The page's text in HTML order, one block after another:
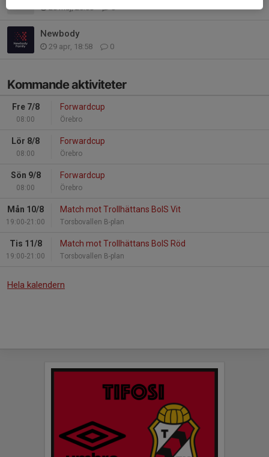
28 maj, 20:08 0
Newbody
29 apr, 18:58 0
Kommande aktiviteter
Fre 7/8
08:00
Forwardcup
Örebro
Lör 8/8
08:00
Forwardcup
Örebro
Sön 9/8
08:00
Forwardcup
Örebro
Mån 10/8
19:00-21:00
Match mot Trollhättans BoIS Vit
Torsbovallen B-plan
Tis 11/8
19:00-21:00
Match mot Trollhättans BoIS Röd
Torsbovallen B-plan
Hela kalendern